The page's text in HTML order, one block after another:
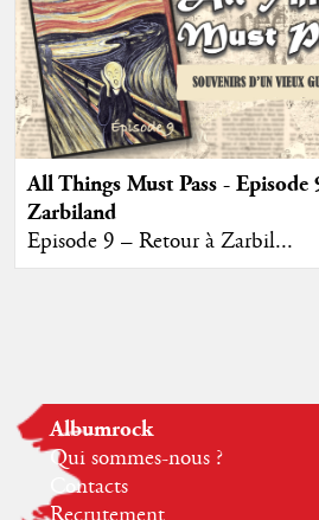
All Things Must Pass - Episode
Zarbiland
Episode 9 – Retour à Zarbil...
Albumrock
Qui sommes-nous ?
Contacts